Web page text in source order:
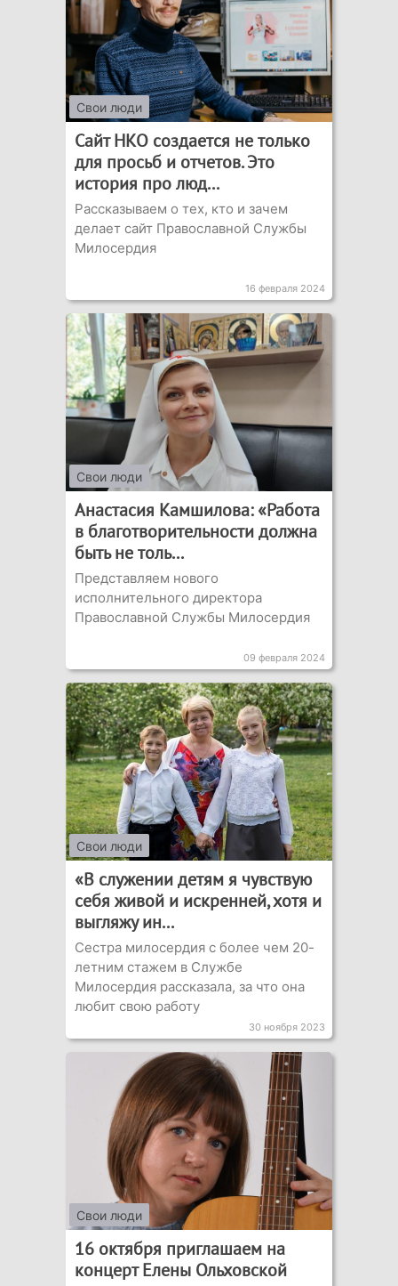
Свои люди
Сайт НКО создается не только
для просьб и отчетов. Это
история про люд...
Рассказываем о тех, кто и зачем
делает сайт Православной Службы
Милосердия
16 февраля 2024
Свои люди
Анастасия Камшилова: «Работа
в благотворительности должна
быть не толь...
Представляем нового
исполнительного директора
Православной Службы Милосердия
09 февраля 2024
Свои люди
«В служении детям я чувствую
себя живой и искренней, хотя и
выгляжу ин...
Сестра милосердия с более чем 20-
летним стажем в Службе
Милосердия рассказала, за что она
любит свою работу
30 ноября 2023
Свои люди
16 октября приглашаем на
концерт Елены Ольховской